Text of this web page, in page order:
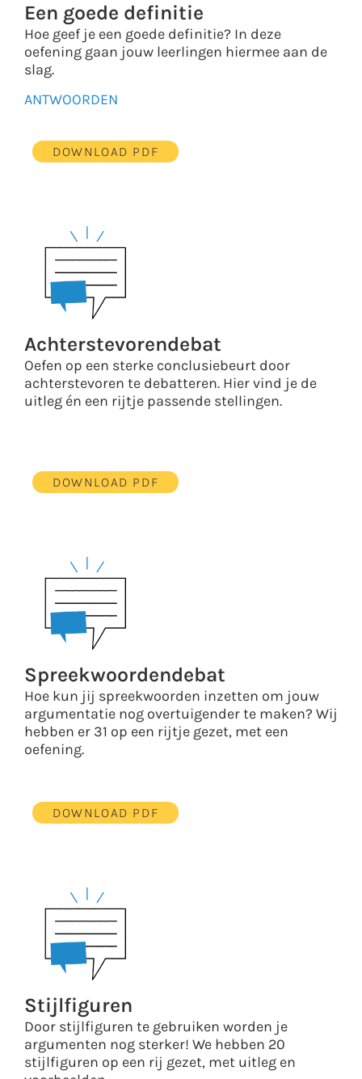
Een goede definitie
Hoe geef je een goede definitie? In deze
oefening gaan jouw leerlingen hiermee aan de
slag.
ANTWOORDEN
DOWNLOAD PDF
Achterstevorendebat
Oefen op een sterke conclusiebeurt door
achterstevoren te debatteren. Hier vind je de
uitleg én een rijtje passende stellingen.
DOWNLOAD PDF
Spreekwoordendebat
Hoe kun jij spreekwoorden inzetten om jouw
argumentatie nog overtuigender te maken? Wij
hebben er 31 op een rijtje gezet, met een
oefening.
DOWNLOAD PDF
Stijlfiguren
Door stijlfiguren te gebruiken worden je
argumenten nog sterker! We hebben 20
stijlfiguren op een rij gezet, met uitleg en